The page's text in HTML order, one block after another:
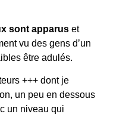
sont apparuset
vu des gens d’un
être adulés.
+++ dont je
un peu en dessous
un niveau qui